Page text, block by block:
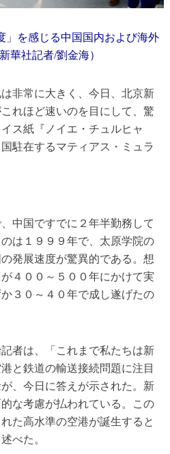
」を感じる中国国内および海外
華社記者/劉金海）
非常に大きく、今日、北京新
れほど速いのを目にして、驚
ス紙『ノイエ・チュルヒャ
駐在するマティアス・ミュラ
中国ですでに２年半勤務して
は１９９９年で、太原学院の
発展速度が驚異的である。想
４００～５００年にかけて実
３０～４０年で成し遂げたの
者は、「これまで私たちは新
と鉄道の輸送接続問題に注目
、今日に答えが示された。新
な考慮が払われている。この
た高水準の空港が誕生すると
べた。